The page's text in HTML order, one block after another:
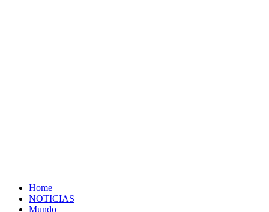
Home
NOTICIAS
Mundo